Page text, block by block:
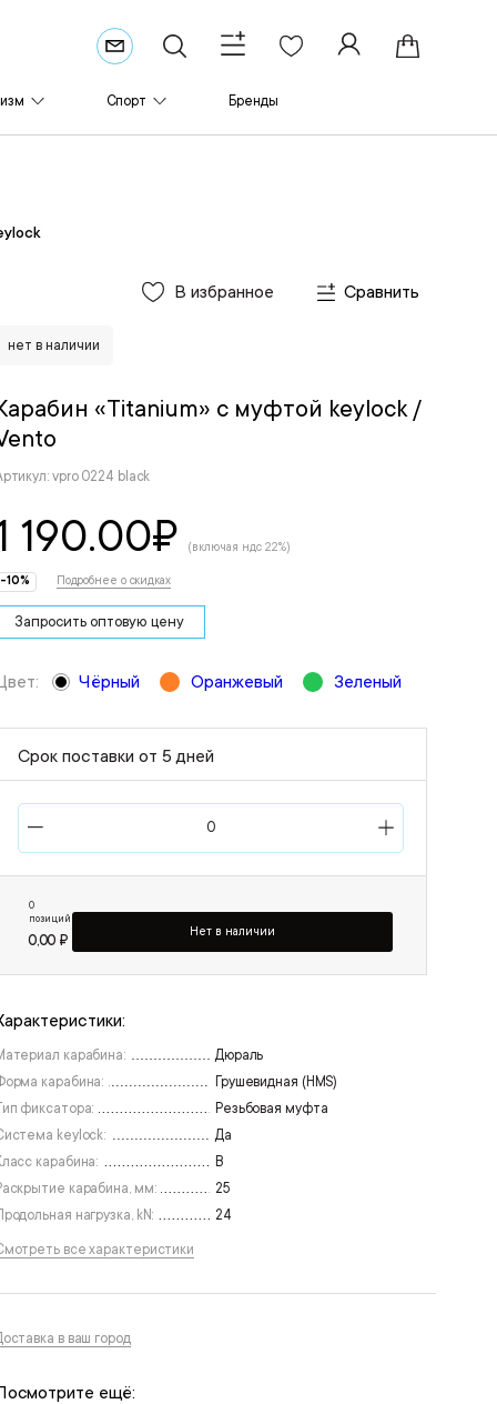
Спорт Бренды
В избранное Сравнить
нет в наличии
«Titanium» с муфтой keylock /
vpro 0224 black
190.00₽ (включая ндс 22%)
-10% Подробнее о скидках
Запросить оптовую цену
Чёрный Оранжевый Зеленый
Срок поставки от 5 дней
0
позиций
0,00 ₽
Нет в наличии
карабина:
Дюраль
карабина:
Грушевидная (HMS)
фиксатора:
Резьбовая муфта
keylock:
Да
карабина:
В
карабина, мм:
25
нагрузка, kN:
24
все характеристики
в ваш город
ещё: